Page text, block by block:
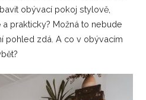
obývací pokoj stylově,
prakticky? Možná to nebude
pohled zdá. A co v obývacím